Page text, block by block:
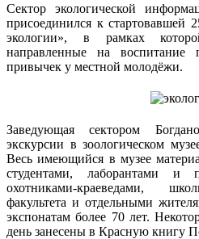
Сектор экологической
присоединился к стартовавшей
экологии», в рамках
направленные на воспитание
привычек у местной молодёжи.
Заведующая сектором
экскурсии в зоологическом
Весь имеющийся в музее
студентами, лаборантами и
охотниками-краеведами,
факультета и отдельными
экспонатам более 70 лет.
день занесены в Красную книгу